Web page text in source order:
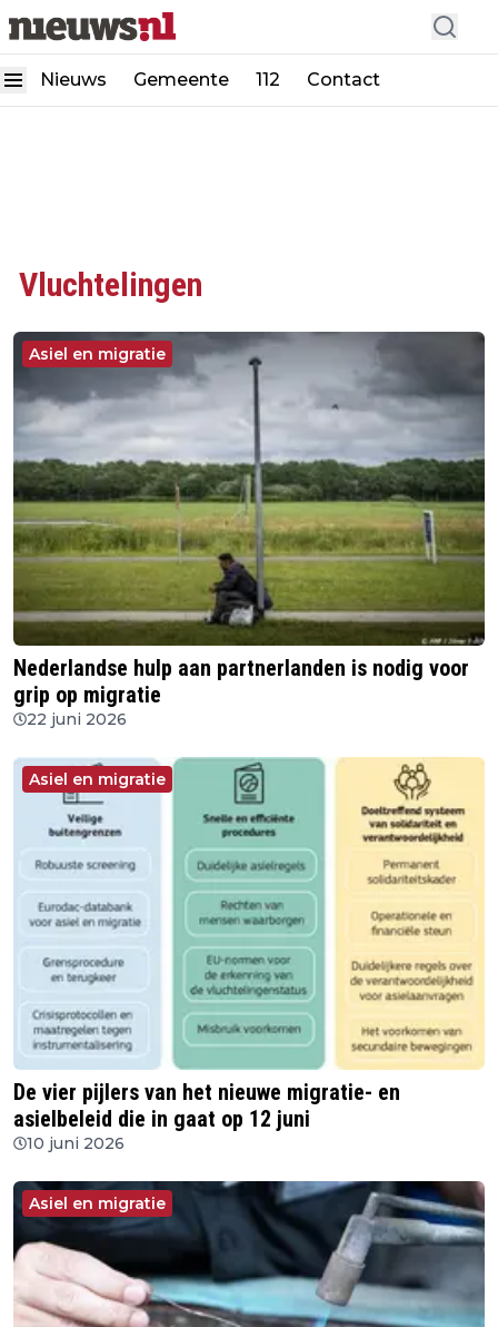
Nieuws Gemeente 112 Contact
Vluchtelingen
Asiel en migratie
Nederlandse hulp aan partnerlanden is nodig voor
grip op migratie
22 juni 2026
Asiel en migratie
De vier pijlers van het nieuwe migratie- en
asielbeleid die in gaat op 12 juni
10 juni 2026
Asiel en migratie